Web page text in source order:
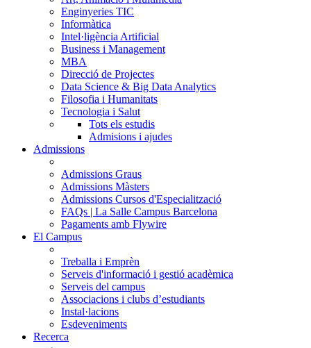
Enginyeries TIC
Informàtica
Intel·ligència Artificial
Business i Management
MBA
Direcció de Projectes
Data Science & Big Data Analytics
Filosofia i Humanitats
Tecnologia i Salut
Tots els estudis
Admisions i ajudes
Admissions
Admissions Graus
Admissions Màsters
Admissions Cursos d'Especialització
FAQs | La Salle Campus Barcelona
Pagaments amb Flywire
El Campus
Treballa i Emprèn
Serveis d'informació i gestió acadèmica
Serveis del campus
Associacions i clubs d’estudiants
Instal·lacions
Esdeveniments
Recerca